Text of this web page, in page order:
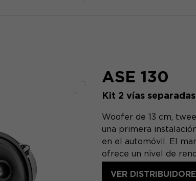
Pantalla completa
ASE 130
Kit 2 vías separadas
Woofer de 13 cm,
una primera
en el automóvil. El
ofrece un nivel de
VER